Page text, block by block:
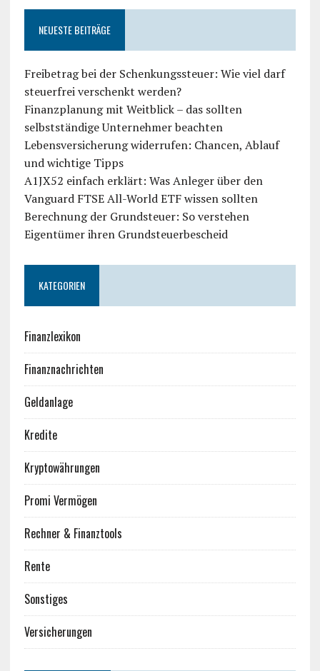
NEUESTE BEITRÄGE
Freibetrag bei der Schenkungssteuer: Wie viel darf
steuerfrei verschenkt werden?
Finanzplanung mit Weitblick – das sollten
selbstständige Unternehmer beachten
Lebensversicherung widerrufen: Chancen, Ablauf
und wichtige Tipps
A1JX52 einfach erklärt: Was Anleger über den
Vanguard FTSE All-World ETF wissen sollten
Berechnung der Grundsteuer: So verstehen
Eigentümer ihren Grundsteuerbescheid
KATEGORIEN
Finanzlexikon
Finanznachrichten
Geldanlage
Kredite
Kryptowährungen
Promi Vermögen
Rechner & Finanztools
Rente
Sonstiges
Versicherungen